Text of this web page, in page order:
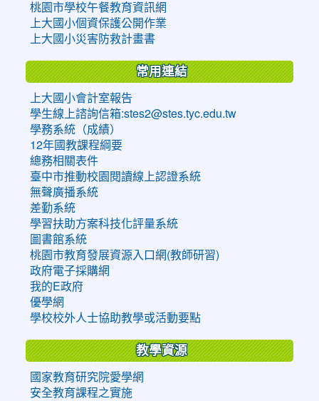
桃園市學校午餐教育資訊網
上大國小個資保護公開作業
上大國小災害防救計畫書
常用連結
上大國小會計室報告
學生線上諮詢信箱:stes2@stes.tyc.edu.tw
學務系統（成績）
12年國教課程綱要
總務相關表件
臺中市推動校園閱讀線上認證系統
無聲廣播系統
差勤系統
學習扶助方案科技化評量系統
圖書館系統
桃園市教育發展資源入口網(教師研習)
政府電子採購網
我的E政府
優學網
學校校外人士協助教學或活動要點
教學資源
國家教育研究院愛學網
安全教育課程之實施